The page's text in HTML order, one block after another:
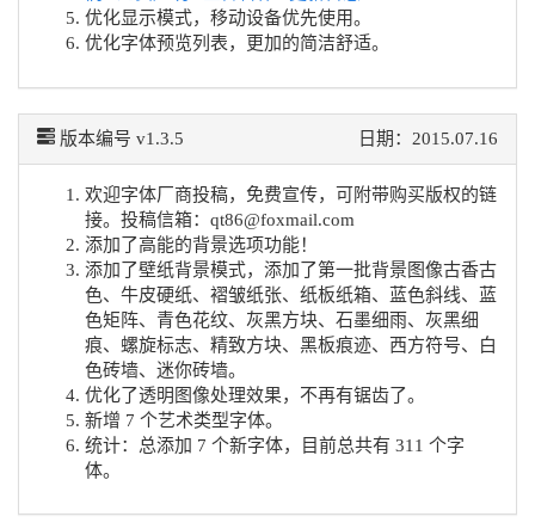
优化显示模式，移动设备优先使用。
优化字体预览列表，更加的简洁舒适。
日期：2015.07.16
版本编号 v1.3.5
欢迎字体厂商投稿，免费宣传，可附带购买版权的链
接。投稿信箱：qt86@foxmail.com
添加了高能的背景选项功能！
添加了壁纸背景模式，添加了第一批背景图像古香古
色、牛皮硬纸、褶皱纸张、纸板纸箱、蓝色斜线、蓝
色矩阵、青色花纹、灰黑方块、石墨细雨、灰黑细
痕、螺旋标志、精致方块、黑板痕迹、西方符号、白
色砖墙、迷你砖墙。
优化了透明图像处理效果，不再有锯齿了。
新增 7 个艺术类型字体。
统计：总添加 7 个新字体，目前总共有 311 个字
体。